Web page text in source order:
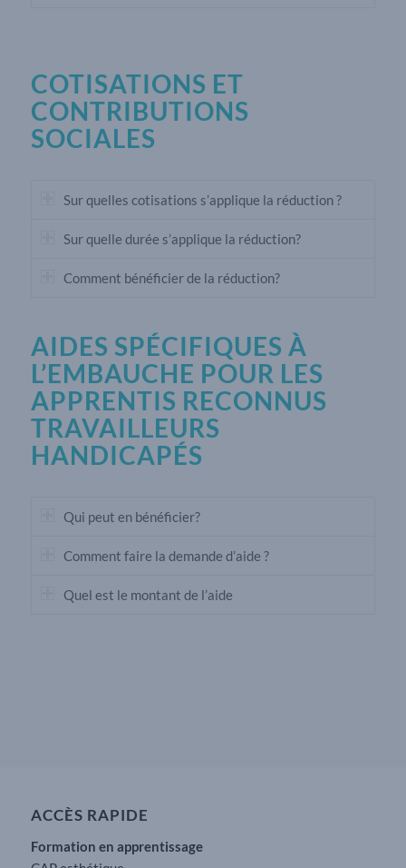
COTISATIONS ET
CONTRIBUTIONS
SOCIALES
Sur quelles cotisations s’applique la réduction ?
Sur quelle durée s’applique la réduction?
Comment bénéficier de la réduction?
AIDES SPÉCIFIQUES À
L’EMBAUCHE POUR LES
APPRENTIS RECONNUS
TRAVAILLEURS
HANDICAPÉS
Qui peut en bénéficier?
Comment faire la demande d’aide ?
Quel est le montant de l’aide
ACCÈS RAPIDE
Formation en apprentissage